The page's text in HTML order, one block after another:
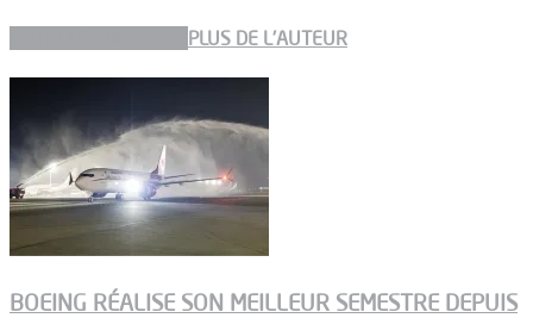
PLUS DE L'AUTEUR
BOEING RÉALISE SON MEILLEUR SEMESTRE DEPUIS